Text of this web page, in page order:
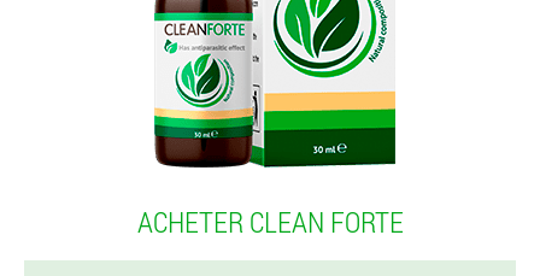
ACHETER CLEAN FORTE